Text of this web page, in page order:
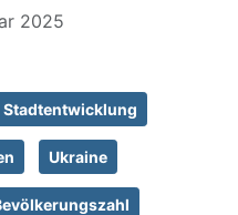
2025
Stadtentwicklung
Ukraine